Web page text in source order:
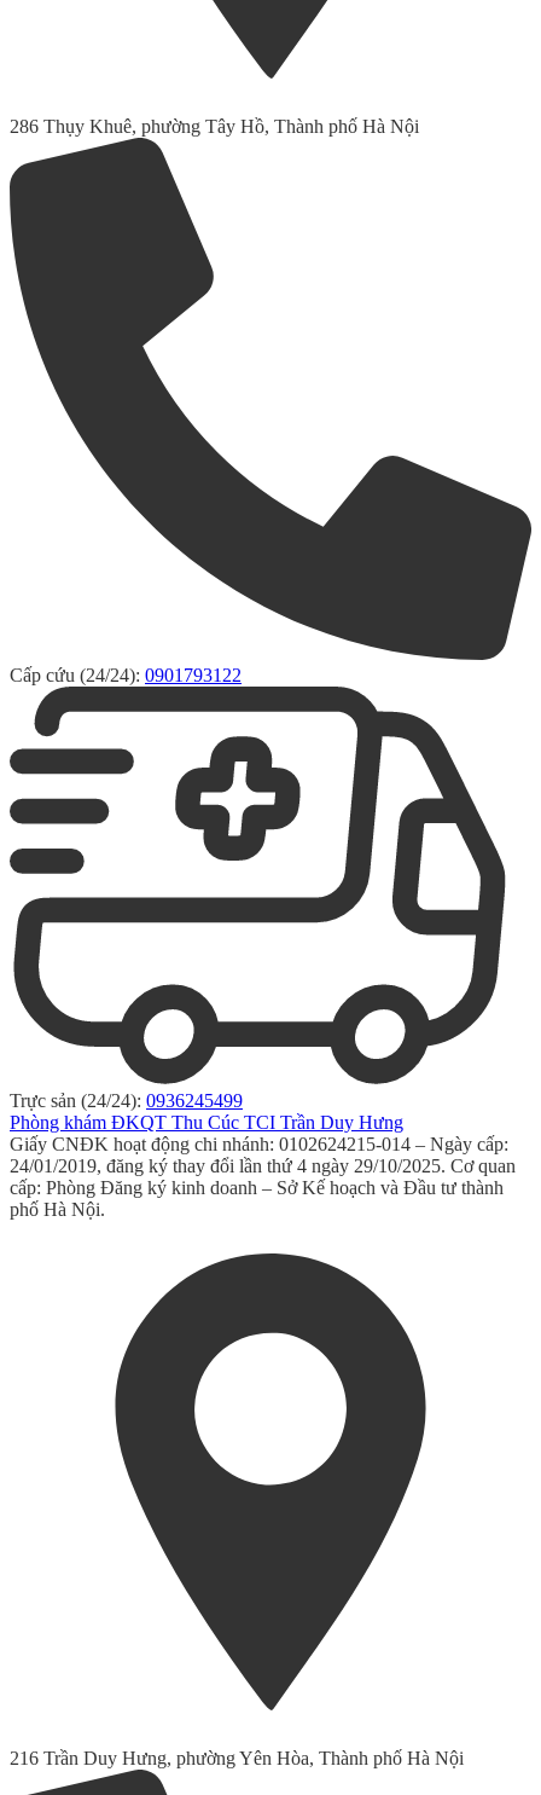
286 Thụy Khuê, phường Tây Hồ, Thành phố Hà Nội
Cấp cứu (24/24): 0901793122
Trực sản (24/24): 0936245499
Phòng khám ĐKQT Thu Cúc TCI Trần Duy Hưng
Giấy CNĐK hoạt động chi nhánh: 0102624215-014 – Ngày cấp:
24/01/2019, đăng ký thay đổi lần thứ 4 ngày 29/10/2025. Cơ quan
cấp: Phòng Đăng ký kinh doanh – Sở Kế hoạch và Đầu tư thành
phố Hà Nội.
216 Trần Duy Hưng, phường Yên Hòa, Thành phố Hà Nội